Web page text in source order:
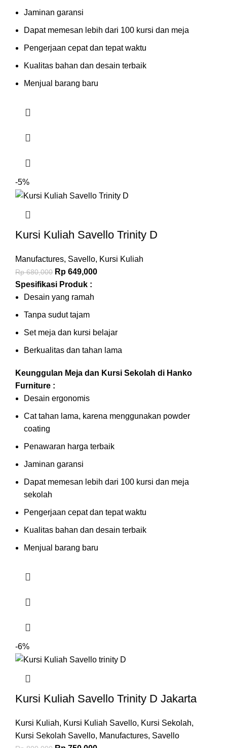
Jaminan garansi
Dapat memesan lebih dari 100 kursi dan meja
Pengerjaan cepat dan tepat waktu
Kualitas bahan dan desain terbaik
Menjual barang baru
-5%
Kursi Kuliah Savello Trinity D
Manufactures, Savello, Kursi Kuliah
Rp680,000 Rp 649,000
Spesifikasi Produk :
Desain yang ramah
Tanpa sudut tajam
Set meja dan kursi belajar
Berkualitas dan tahan lama
Keunggulan Meja dan Kursi Sekolah di Hanko
Furniture :
Desain ergonomis
Cat tahan lama, karena menggunakan powder
coating
Penawaran harga terbaik
Jaminan garansi
Dapat memesan lebih dari 100 kursi dan meja
sekolah
Pengerjaan cepat dan tepat waktu
Kualitas bahan dan desain terbaik
Menjual barang baru
-6%
Kursi Kuliah Savello Trinity D Jakarta
Kursi Kuliah, Kursi Kuliah Savello, Kursi Sekolah,
Kursi Sekolah Savello, Manufactures, Savello